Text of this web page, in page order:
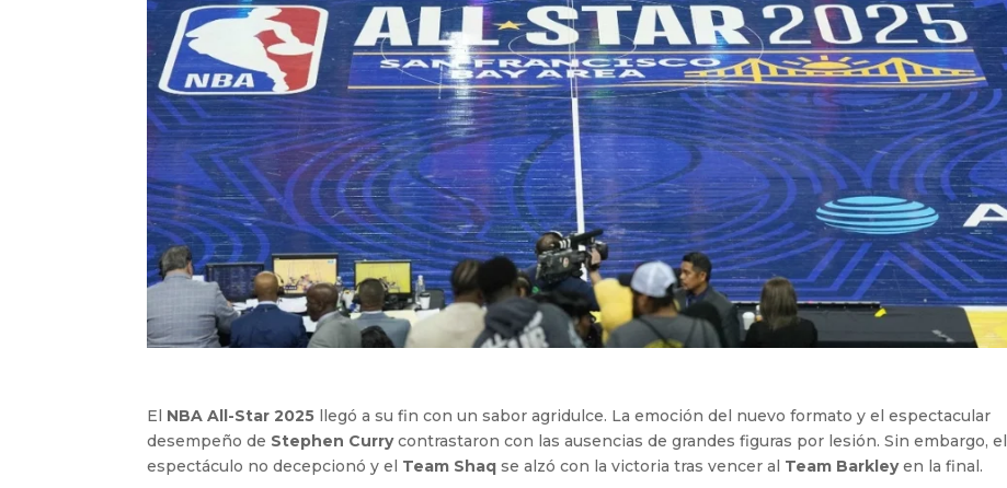
El NBA All-Star 2025 llegó a su fin con un sabor agridulce. La emoción del nuevo formato y el espectacular
desempeño de Stephen Currycontrastaron con las ausencias de grandes figuras por lesión. Sin embargo, el
espectáculo no decepcionó y el Team Shaq se alzó con la victoria tras vencer al Team Barkleyen la final.